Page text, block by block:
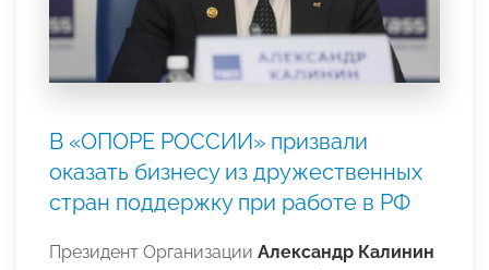
В «ОПОРЕ РОССИИ» призвали
оказать бизнесу из дружественных
стран поддержку при работе в РФ
Президент Организации Александр Калинин